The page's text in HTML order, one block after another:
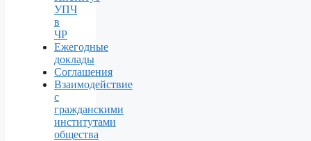
УПЧ
в
ЧР
Ежегодные
доклады
Соглашения
Взаимодействие
с
гражданскими
институтами
общества